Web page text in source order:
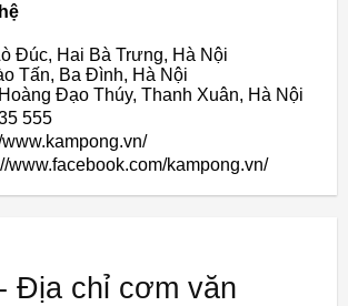
Đúc, Hai Bà Trưng, Hà Nội
Tấn, Ba Đình, Hà Nội
Đạo Thúy, Thanh Xuân, Hà Nội
555
www.facebook.com/kampong.vn/
Địa chỉ cơm văn